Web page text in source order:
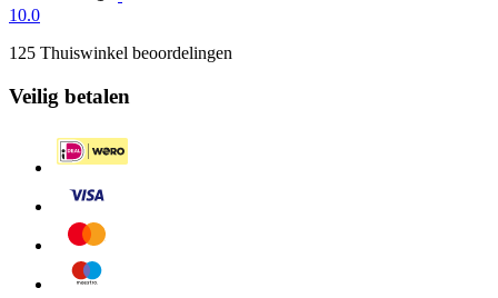
10.0
125 Thuiswinkel beoordelingen
Veilig betalen